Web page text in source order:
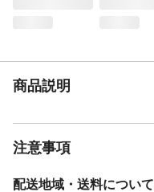
商品説明
注意事項
配送地域・送料について